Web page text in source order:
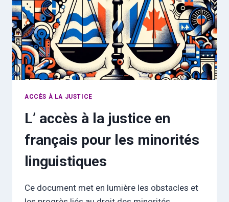
ACCÈS À LA JUSTICE
L’ accès à la justice en
français pour les minorités
linguistiques
Ce document met en lumière les obstacles et